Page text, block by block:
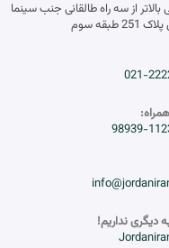
از سه راه طالقانی جنب سینما
طبقه سوم
021-
دیگری نداریم!